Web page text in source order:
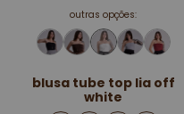
outras opções:
blusa tube top lia off
white